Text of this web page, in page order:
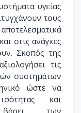
υγείας
τους
στις ανάγκες
Σκοπός της
τις
συστημάτων
ώστε να
και